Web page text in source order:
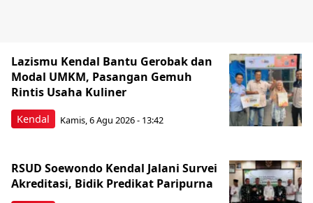
Kendal
Lazismu Kendal Bantu Gerobak dan
Modal UMKM, Pasangan Gemuh
Rintis Usaha Kuliner
Kamis, 6 Agu 2026 - 13:42
RSUD Soewondo Kendal Jalani Survei
Akreditasi, Bidik Predikat Paripurna